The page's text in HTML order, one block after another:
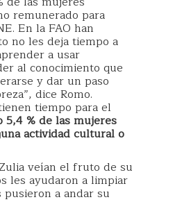
remunerado para
En la FAO han
no les deja tiempo a
a usar
al conocimiento que
y dar un paso
dice Romo.
tiempo para el
5,4 % de las mujeres
actividad cultural o
veían el fruto de su
les ayudaron a limpiar
a andar su